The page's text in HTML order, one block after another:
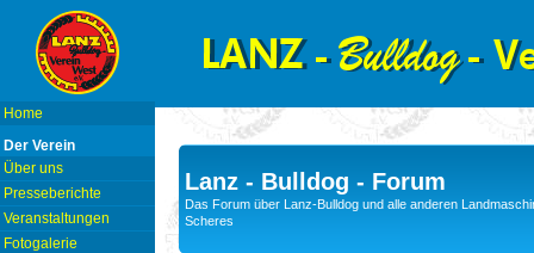
Home
Der Verein
Über uns
Presseberichte
Veranstaltungen
Fotogalerie
Lanz - Bulldog - Forum
Das Forum über Lanz-Bulldog und alle anderen
Scheres